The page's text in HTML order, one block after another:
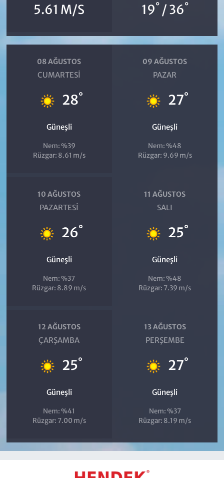
5.61 M/S 19° / 36°
08 AĞUSTOS
CUMARTESI
28°
Güneşli
Nem: %39
Rüzgar: 8.61 m/s
09 AĞUSTOS
PAZAR
27°
Güneşli
Nem: %48
Rüzgar: 9.69 m/s
10 AĞUSTOS
PAZARTESI
26°
Güneşli
Nem: %37
Rüzgar: 8.89 m/s
11 AĞUSTOS
SALI
25°
Güneşli
Nem: %48
Rüzgar: 7.39 m/s
12 AĞUSTOS
ÇARŞAMBA
25°
Güneşli
Nem: %41
Rüzgar: 7.00 m/s
13 AĞUSTOS
PERŞEMBE
27°
Güneşli
Nem: %37
Rüzgar: 8.19 m/s